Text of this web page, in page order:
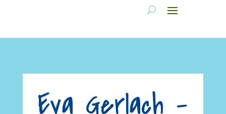
Eva Gerlach –